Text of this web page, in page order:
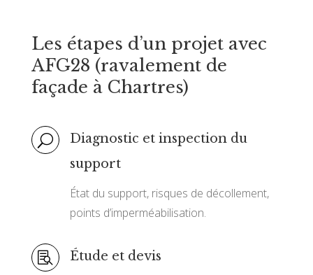
Les étapes d’un projet avec
AFG28 (ravalement de
façade à Chartres)
U
Diagnostic et inspection du
support
État du support, risques de décollement,
points d’imperméabilisation.

Étude et devis